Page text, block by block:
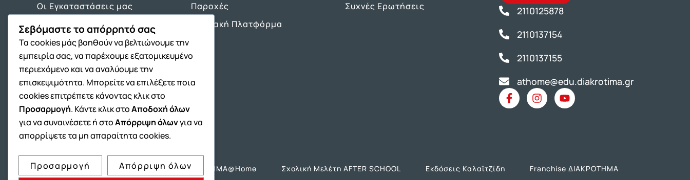
Οι Εγκαταστάσεις μας
9+1 Λόγοι επιτυχίας
Είπαν για εμάς
Παροχές
Ψηφιακή Πλατφόρμα
Συχνές Ερωτήσεις
2110125878
2110137154
2110137155
athome@edu.diakrotima.gr
Όμιλος ΔΙΑΚΡΟΤΗΜΑ ΔΙΑΚΡΟΤΗΜΑ@Home Σχολική Μελέτη AFTER SCHOOL Εκδόσεις Καλαϊτζίδη Franchise ΔΙΑΚΡΟΤΗΜΑ
Σεβόμαστε το απόρρητό σας
Τα cookies μάς βοηθούν να βελτιώνουμε την
εμπειρία σας, να παρέχουμε εξατομικευμένο
περιεχόμενο και να αναλύουμε την
επισκεψιμότητα. Μπορείτε να επιλέξετε ποια
cookies επιτρέπετε κάνοντας κλικ στο
Προσαρμογή. Κάντε κλικ στοΑποδοχή όλων
για να συναινέσετε ή στοΑπόρριψη όλωνγια να
απορρίψετε τα μη απαραίτητα cookies.
Προσαρμογή Απόρριψη όλων